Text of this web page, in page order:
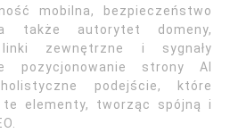
mobilna, bezpieczeństwo
także autorytet domeny,
zewnętrzne i sygnały
pozycjonowanie strony AI
podejście, które
elementy, tworząc spójną i